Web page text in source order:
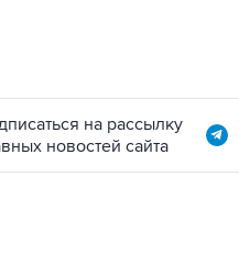
на рассылку
новостей сайта